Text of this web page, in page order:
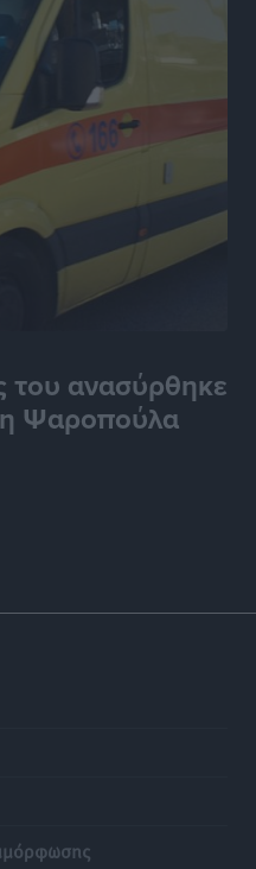
του ανασύρθηκε
Ψαροπούλα